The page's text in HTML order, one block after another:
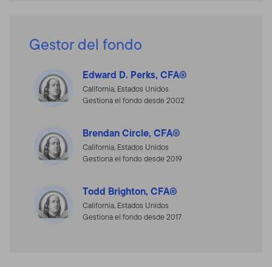
Gestor del fondo
Edward D. Perks, CFA®
California, Estados Unidos
Gestiona el fondo desde 2002
Brendan Circle, CFA®
California, Estados Unidos
Gestiona el fondo desde 2019
Todd Brighton, CFA®
California, Estados Unidos
Gestiona el fondo desde 2017